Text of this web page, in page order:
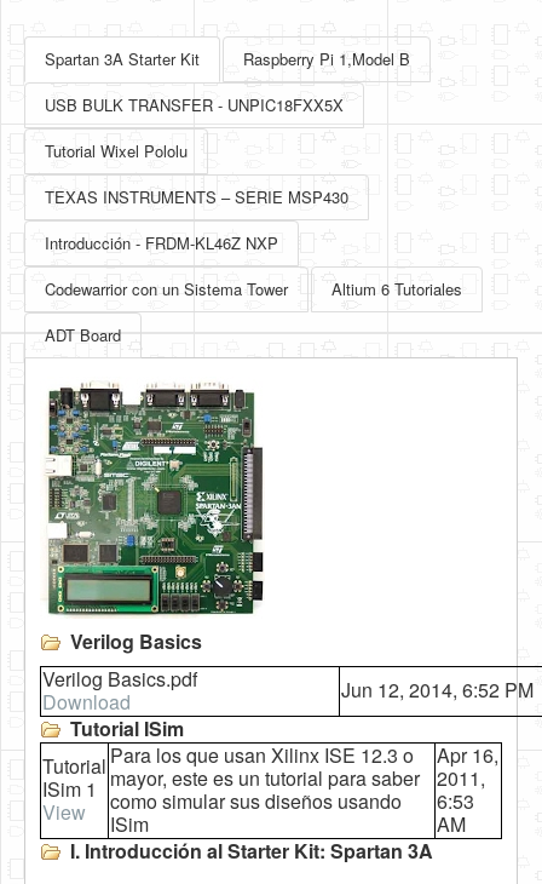
About us
Donate
Contact Us
Terms and Conditions
Privacy Policy
Spartan 3A Starter Kit
Raspberry Pi 1,Model B
USB BULK TRANSFER - UNPIC18FXX5X
Tutorial Wixel Pololu
TEXAS INSTRUMENTS – SERIE MSP430
Introducción - FRDM-KL46Z NXP
Codewarrior con un Sistema Tower
Altium 6 Tutoriales
ADT Board
Verilog Basics
Verilog Basics.pdf
Download
Jun 12, 2014, 6:52 PM
Tutorial ISim
Tutorial
ISim 1
View
Para los que usan Xilinx ISE 12.3 o
mayor, este es un tutorial para saber
como simular sus diseños usando
ISim
Apr 16,
2011,
6:53
AM
I. Introducción al Starter Kit: Spartan 3A